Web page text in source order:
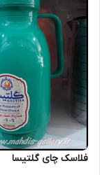
فلاسک چای گلتیسا